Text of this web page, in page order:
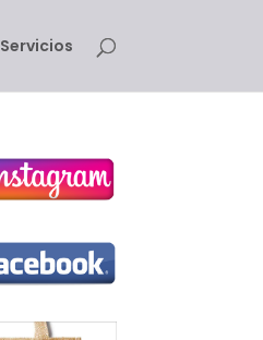
Servicios